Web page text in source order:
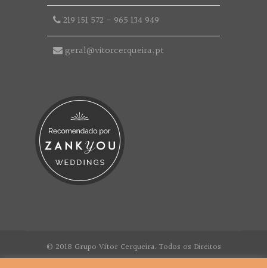
219 151 572 - 965 134 949
geral@vitorcerqueira.pt
© 2018 Grupo Vítor Cerqueira. Todos os Direitos
Reservados.